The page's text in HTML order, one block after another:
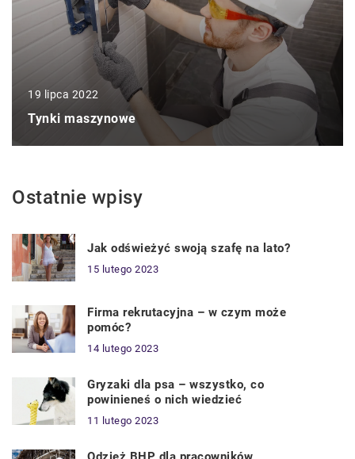
19 lipca 2022
Tynki maszynowe
Ostatnie wpisy
Jak odświeżyć swoją szafę na lato?
15 lutego 2023
Firma rekrutacyjna – w czym może
pomóc?
14 lutego 2023
Gryzaki dla psa – wszystko, co
powinieneś o nich wiedzieć
11 lutego 2023